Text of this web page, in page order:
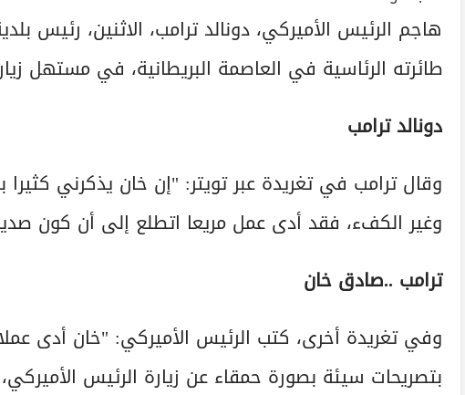
هاجم الرئيس الأميركي، دونالد ترامب، الاثنين، رئيس
طائرته الرئاسية في العاصمة البريطانية، في مستهل زيارة
دونالد ترامب
وقال ترامب في تغريدة عبر تويتر: "إن خان يذكرني كثيرا
وغير الكفء، فقد أدى عمل مريعا اتطلع إلى أن كون
ترامب ..صادق خان
وفي تغريدة أخرى، كتب الرئيس الأميركي: "خان أدى عملا
بتصريحات سيئة بصورة حمقاء عن زيارة الرئيس